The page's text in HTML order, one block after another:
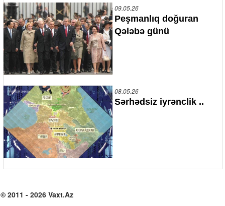
09.05.26
Peşmanlıq doğuran
Qələbə günü
08.05.26
Sərhədsiz iyrənclik ..
© 2011 - 2026 Vaxt.Az